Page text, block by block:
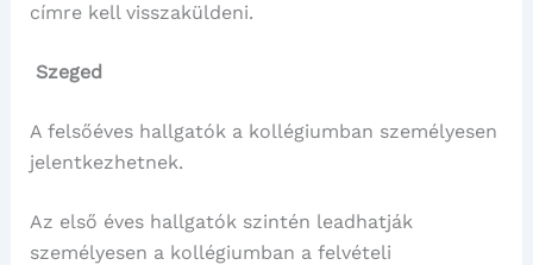
címre kell visszaküldeni.
Szeged
A felsőéves hallgatók a kollégiumban személyesen
jelentkezhetnek.
Az első éves hallgatók szintén leadhatják
személyesen a kollégiumban a felvételi